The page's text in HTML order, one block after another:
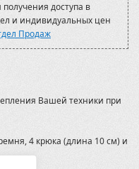
получения доступа в
и индивидуальных цен
Продаж
Вашей техники при
4 крюка (длина 10 см) и